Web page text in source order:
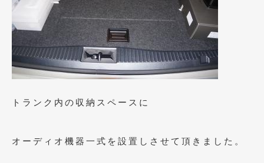
トランク内の収納スペースに
オーディオ機器一式を設置しさせて頂きました。